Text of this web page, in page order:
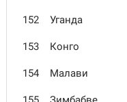
152 Уганда
153 Конго
154 Малави